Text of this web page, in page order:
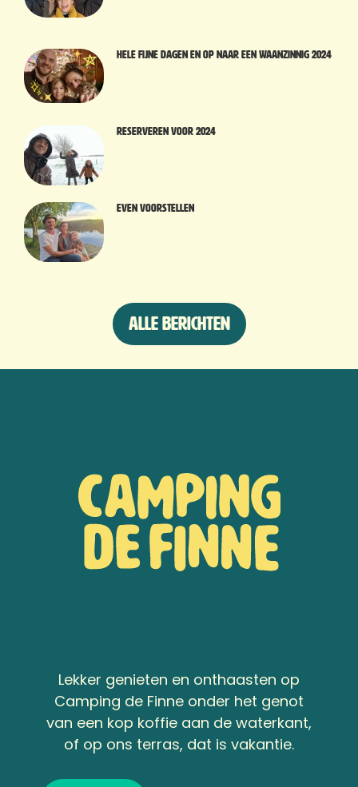
Hele fijne dagen en op naar een waanzinnig 2024
Reserveren voor 2024
Even voorstellen
Alle berichten
Lekker genieten en onthaasten op
Camping de Finne onder het genot
van een kop koffie aan de waterkant,
of op ons terras, dat is vakantie.